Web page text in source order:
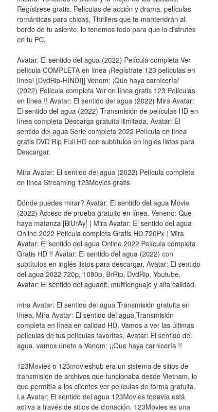
Regístrese gratis. Películas de acción y drama, películas
románticas para chicas, Thrillers que te mantendrán al
borde de tu asiento, lo tenemos todo para que lo disfrutes
en tu PC.
Avatar: El sentido del agua (2022) Película completa Ver
película COMPLETA en línea ¡Regístrate 123 películas en
línea! [DvdRip-HINDI]] Venom: ¡Que haya carnicería!
(2022) Película completa Ver en línea gratis 123 Películas
en línea !! Avatar: El sentido del agua (2022) Mira Avatar:
El sentido del agua (2022) Transmisión de películas HD en
línea completa Descarga gratuita ilimitada, Avatar: El
sentido del agua Serie completa 2022 Película en línea
gratis DVD Rip Full HD con subtítulos en inglés listos para
Descargar.
Mira Avatar: El sentido del agua (2022) Película completa
en línea Streaming 123Movies gratis
Dónde puedes mirar? Avatar: El sentido del agua Movie
(2022) Acceso de prueba gratuito en línea. Veneno: Que
haya matanza [BlUrAy] | Mira Avatar: El sentido del agua
Online 2022 Película completa Gratis HD.720Px | Mira
Avatar: El sentido del agua Online 2022 Película completa
Gratis HD !! Avatar: El sentido del agua (2022) con
subtítulos en inglés listos para descargar, Avatar: El sentido
del agua 2022 720p, 1080p, BrRip, DvdRip, Youtube,
Avatar: El sentido del aguadit, multilenguaje y alta calidad.
mira Avatar: El sentido del agua Transmisión gratuita en
línea, Mira Avatar: El sentido del agua Transmisión
completa en línea en calidad HD. Vamos a ver las últimas
películas de tus películas favoritas, Avatar: El sentido del
agua. vamos únete a Venom: ¡¡Que haya carnicería !!
123Movies o 123movieshub era un sistema de sitios de
transmisión de archivos que funcionaba desde Vietnam, lo
que permitía a los clientes ver películas de forma gratuita.
La Avatar: El sentido del agua 123Movies todavía está
activa a través de sitios de clonación. 123Movies es una